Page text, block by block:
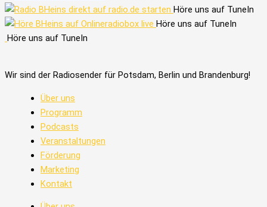
Höre uns auf TuneIn
Höre uns auf TuneIn
Höre uns auf TuneIn
Wir sind der Radiosender für Potsdam, Berlin und Brandenburg!
Über uns
Programm
Podcasts
Veranstaltungen
Förderung
Marketing
Kontakt